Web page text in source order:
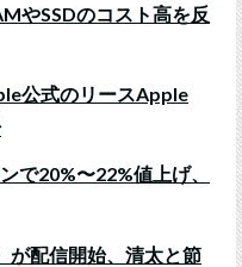
やSSDのコスト高を反
公式のリースApple
で20%〜22%値上げ、
配信開始、清太と節